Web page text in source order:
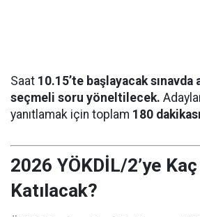
Saat 10.15’te başlayacak
seçmeli soru yöneltilecek.
yanıtlamak için toplam 180 dakikası
2026 YÖKDİL/2’ye
Katılacak?